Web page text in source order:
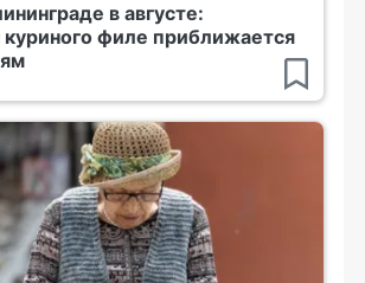
в августе:
филе приближается